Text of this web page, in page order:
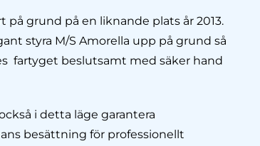
på grund på en liknande plats år 2013.
styra M/S Amorella upp på grund så
fartyget beslutsamt med säker hand
i detta läge garantera
besättning för professionellt